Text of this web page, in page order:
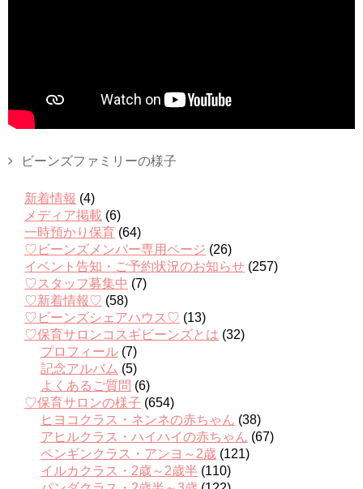
ビーンズファミリーの様子
新着情報 (4)
メディア掲載 (6)
一時預かり保育 (64)
♡ビーンズメンバー専用ページ (26)
イベント告知・ご予約状況のお知らせ (257)
♡スタッフ募集中 (7)
♡新着情報♡ (58)
♡ビーンズシェアハウス♡ (13)
♡保育サロンコスギビーンズとは (32)
プロフィール (7)
記念アルバム (5)
よくあるご質問 (6)
♡保育サロンの様子 (654)
ヒヨコクラス・ネンネの赤ちゃん (38)
アヒルクラス・ハイハイの赤ちゃん (67)
ペンギンクラス・アンヨ～2歳 (121)
イルカクラス・2歳～2歳半 (110)